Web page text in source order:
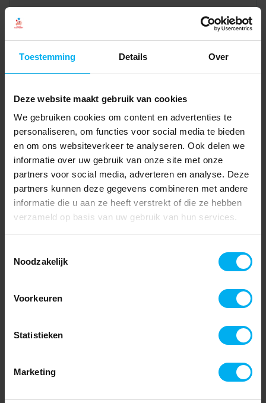
Toestemming Details Over
Deze website maakt gebruik van cookies
We gebruiken cookies om content en advertenties te
personaliseren, om functies voor social media te bieden
en om ons websiteverkeer te analyseren. Ook delen we
informatie over uw gebruik van onze site met onze
partners voor social media, adverteren en analyse. Deze
partners kunnen deze gegevens combineren met andere
informatie die u aan ze heeft verstrekt of die ze hebben
verzameld op basis van uw gebruik van hun services.
Noodzakelijk
Voorkeuren
Statistieken
Marketing